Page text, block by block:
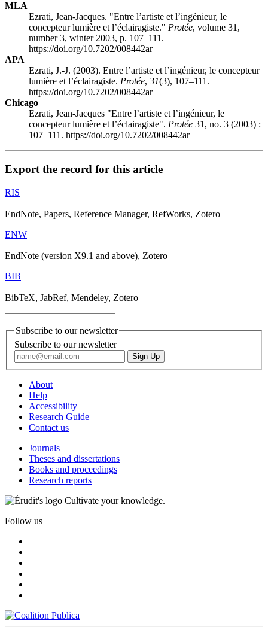
MLA
Ezrati, Jean-Jacques. "Entre l’artiste et l’ingénieur, le
concepteur lumière et l’éclairagiste." Protée, volume 31,
number 3, winter 2003, p. 107–111.
https://doi.org/10.7202/008442ar
APA
Ezrati, J.-J. (2003). Entre l’artiste et l’ingénieur, le concepteur
lumière et l’éclairagiste. Protée, 31(3), 107–111.
https://doi.org/10.7202/008442ar
Chicago
Ezrati, Jean-Jacques "Entre l’artiste et l’ingénieur, le
concepteur lumière et l’éclairagiste". Protée 31, no. 3 (2003) :
107–111. https://doi.org/10.7202/008442ar
Export the record for this article
RIS
EndNote, Papers, Reference Manager, RefWorks, Zotero
ENW
EndNote (version X9.1 and above), Zotero
BIB
BibTeX, JabRef, Mendeley, Zotero
Subscribe to our newsletter
Subscribe to our newsletter
About
Help
Accessibility
Research Guide
Contact us
Journals
Theses and dissertations
Books and proceedings
Research reports
Cultivate your knowledge.
Follow us